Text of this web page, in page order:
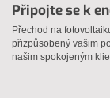
Připojte se k
Přechod na
přizpůsobený vašim
našim spokojeným